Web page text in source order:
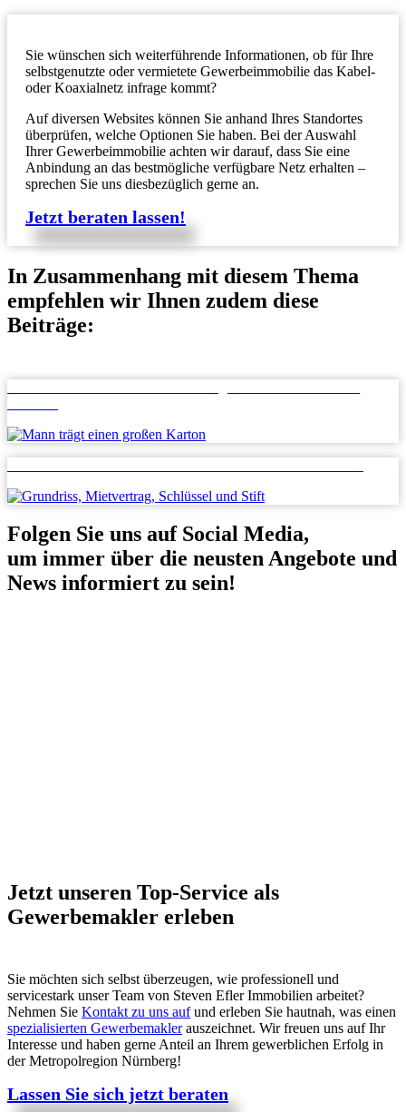
Sie wünschen sich weiterführende Informationen, ob für Ihre
selbstgenutzte oder vermietete Gewerbeimmobilie das Kabel-
oder Koaxialnetz infrage kommt?
Auf diversen Websites können Sie anhand Ihres Standortes
überprüfen, welche Optionen Sie haben. Bei der Auswahl
Ihrer Gewerbeimmobilie achten wir darauf, dass Sie eine
Anbindung an das bestmögliche verfügbare Netz erhalten –
sprechen Sie uns diesbezüglich gerne an.
Jetzt beraten lassen!
In Zusammenhang mit diesem Thema
empfehlen wir Ihnen zudem diese
Beiträge:
Folgen Sie uns auf Social Media,
um immer über die neusten Angebote und
News informiert zu sein!
Jetzt unseren Top-Service als
Gewerbemakler erleben
Sie möchten sich selbst überzeugen, wie professionell und
servicestark unser Team von Steven Efler Immobilien arbeitet?
Nehmen Sie Kontakt zu uns aufund erleben Sie hautnah, was einen
spezialisierten Gewerbemaklerauszeichnet. Wir freuen uns auf Ihr
Interesse und haben gerne Anteil an Ihrem gewerblichen Erfolg in
der Metropolregion Nürnberg!
Lassen Sie sich jetzt beraten